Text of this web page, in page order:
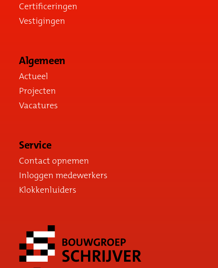
Certificeringen
Vestigingen
Algemeen
Actueel
Projecten
Vacatures
Service
Contact opnemen
Inloggen medewerkers
Klokkenluiders